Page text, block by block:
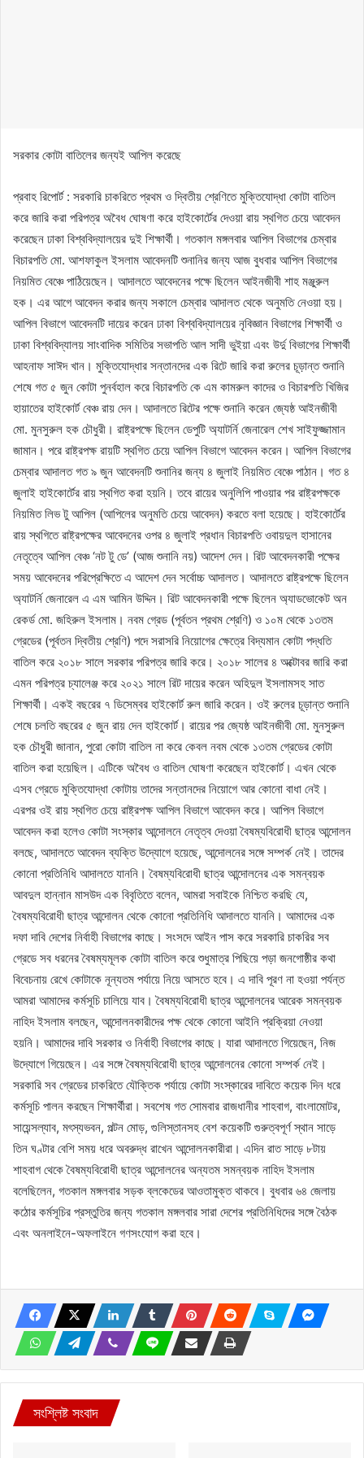
সরকার কোটা বাতিলের জন্যই আপিল করেছে
প্রবাহ রিপোর্ট : সরকারি চাকরিতে প্রথম ও দ্বিতীয় শ্রেণিতে মুক্তিযোদ্ধা কোটা বাতিল
করে জারি করা পরিপত্র অবৈধ ঘোষণা করে হাইকোর্টের দেওয়া রায় স্থগিত চেয়ে আবেদন
করেছেন ঢাকা বিশ্ববিদ্যালয়ের দুই শিক্ষার্থী। গতকাল মঙ্গলবার আপিল বিভাগের চেম্বার
বিচারপতি মো. আশফাকুল ইসলাম আবেদনটি শুনানির জন্য আজ বুধবার আপিল বিভাগের
নিয়মিত বেঞ্চে পাঠিয়েছেন। আদালতে আবেদনের পক্ষে ছিলেন আইনজীবী শাহ মঞ্জুরুল
হক। এর আগে আবেদন করার জন্য সকালে চেম্বার আদালত থেকে অনুমতি নেওয়া হয়।
আপিল বিভাগে আবেদনটি দায়ের করেন ঢাকা বিশ্ববিদ্যালয়ের নৃবিজ্ঞান বিভাগের শিক্ষার্থী ও
ঢাকা বিশ্ববিদ্যালয় সাংবাদিক সমিতির সভাপতি আল সাদী ভুইয়া এবং উর্দু বিভাগের শিক্ষার্থী
আহনাফ সাঈদ খান। মুক্তিযোদ্ধার সন্তানদের এক রিটে জারি করা রুলের চূড়ান্ত শুনানি
শেষে গত ৫ জুন কোটা পুনর্বহাল করে বিচারপতি কে এম কামরুল কাদের ও বিচারপতি খিজির
হায়াতের হাইকোর্ট বেঞ্চ রায় দেন। আদালতে রিটের পক্ষে শুনানি করেন জ্যেষ্ঠ আইনজীবী
মো. মুনসুরুল হক চৌধুরী। রাষ্ট্রপক্ষে ছিলেন ডেপুটি অ্যাটর্নি জেনারেল শেখ সাইফুজ্জামান
জামান। পরে রাষ্ট্রপক্ষ রায়টি স্থগিত চেয়ে আপিল বিভাগে আবেদন করেন। আপিল বিভাগের
চেম্বার আদালত গত ৯ জুন আবেদনটি শুনানির জন্য ৪ জুলাই নিয়মিত বেঞ্চে পাঠান। গত ৪
জুলাই হাইকোর্টের রায় স্থগিত করা হয়নি। তবে রায়ের অনুলিপি পাওয়ার পর রাষ্ট্রপক্ষকে
নিয়মিত লিভ টু আপিল (আপিলের অনুমতি চেয়ে আবেদন) করতে বলা হয়েছে। হাইকোর্টের
রায় স্থগিতে রাষ্ট্রপক্ষের আবেদনের ওপর ৪ জুলাই প্রধান বিচারপতি ওবায়দুল হাসানের
নেতৃত্বে আপিল বেঞ্চ ‘নট টু ডে’ (আজ শুনানি নয়) আদেশ দেন। রিট আবেদনকারী পক্ষের
সময় আবেদনের পরিপ্রেক্ষিতে এ আদেশ দেন সর্বোচ্চ আদালত। আদালতে রাষ্ট্রপক্ষে ছিলেন
অ্যাটর্নি জেনারেল এ এম আমিন উদ্দিন। রিট আবেদনকারী পক্ষে ছিলেন অ্যাডভোকেট অন
রেকর্ড মো. জহিরুল ইসলাম। নবম গ্রেড (পূর্বতন প্রথম শ্রেণি) ও ১০ম থেকে ১৩তম
গ্রেডের (পূর্বতন দ্বিতীয় শ্রেণি) পদে সরাসরি নিয়োগের ক্ষেত্রে বিদ্যমান কোটা পদ্ধতি
বাতিল করে ২০১৮ সালে সরকার পরিপত্র জারি করে। ২০১৮ সালের ৪ অক্টোবর জারি করা
এমন পরিপত্র চ্যালেঞ্জ করে ২০২১ সালে রিট দায়ের করেন অহিদুল ইসলামসহ সাত
শিক্ষার্থী। একই বছরের ৭ ডিসেম্বর হাইকোর্ট রুল জারি করেন। ওই রুলের চূড়ান্ত শুনানি
শেষে চলতি বছরের ৫ জুন রায় দেন হাইকোর্ট। রায়ের পর জ্যেষ্ঠ আইনজীবী মো. মুনসুরুল
হক চৌধুরী জানান, পুরো কোটা বাতিল না করে কেবল নবম থেকে ১৩তম গ্রেডের কোটা
বাতিল করা হয়েছিল। এটিকে অবৈধ ও বাতিল ঘোষণা করেছেন হাইকোর্ট। এখন থেকে
এসব গ্রেডে মুক্তিযোদ্ধা কোটায় তাদের সন্তানদের নিয়োগে আর কোনো বাধা নেই।
এরপর ওই রায় স্থগিত চেয়ে রাষ্ট্রপক্ষ আপিল বিভাগে আবেদন করে। আপিল বিভাগে
আবেদন করা হলেও কোটা সংস্কার আন্দোলনে নেতৃত্ব দেওয়া বৈষম্যবিরোধী ছাত্র আন্দোলন
বলছে, আদালতে আবেদন ব্যক্তি উদ্যোগে হয়েছে, আন্দোলনের সঙ্গে সম্পর্ক নেই। তাদের
কোনো প্রতিনিধি আদালতে যাননি। বৈষম্যবিরোধী ছাত্র আন্দোলনের এক সমন্বয়ক
আবদুল হান্নান মাসউদ এক বিবৃতিতে বলেন, আমরা সবাইকে নিশ্চিত করছি যে,
বৈষম্যবিরোধী ছাত্র আন্দোলন থেকে কোনো প্রতিনিধি আদালতে যাননি। আমাদের এক
দফা দাবি দেশের নির্বাহী বিভাগের কাছে। সংসদে আইন পাস করে সরকারি চাকরির সব
গ্রেডে সব ধরনের বৈষম্যমূলক কোটা বাতিল করে শুধুমাত্র পিছিয়ে পড়া জনগোষ্ঠীর কথা
বিবেচনায় রেখে কোটাকে নূন্যতম পর্যায়ে নিয়ে আসতে হবে। এ দাবি পূরণ না হওয়া পর্যন্ত
আমরা আমাদের কর্মসূচি চালিয়ে যাব। বৈষম্যবিরোধী ছাত্র আন্দোলনের আরেক সমন্বয়ক
নাহিদ ইসলাম বলছেন, আন্দোলনকারীদের পক্ষ থেকে কোনো আইনি প্রক্রিয়া নেওয়া
হয়নি। আমাদের দাবি সরকার ও নির্বাহী বিভাগের কাছে। যারা আদালতে গিয়েছেন, নিজ
উদ্যোগে গিয়েছেন। এর সঙ্গে বৈষম্যবিরোধী ছাত্র আন্দোলনের কোনো সম্পর্ক নেই।
সরকারি সব গ্রেডের চাকরিতে যৌক্তিক পর্যায়ে কোটা সংস্কারের দাবিতে কয়েক দিন ধরে
কর্মসূচি পালন করছেন শিক্ষার্থীরা। সবশেষ গত সোমবার রাজধানীর শাহবাগ, বাংলামোটর,
সায়েন্সল্যাব, মৎস্যভবন, পল্টন মোড়, গুলিস্তানসহ বেশ কয়েকটি গুরুত্বপূর্ণ স্থান সাড়ে
তিন ঘণ্টার বেশি সময় ধরে অবরুদ্ধ রাখেন আন্দোলনকারীরা। এদিন রাত সাড়ে ৮টায়
শাহবাগ থেকে বৈষম্যবিরোধী ছাত্র আন্দোলনের অন্যতম সমন্বয়ক নাহিদ ইসলাম
বলেছিলেন, গতকাল মঙ্গলবার সড়ক ব্লকেডের আওতামুক্ত থাকবে। বুধবার ৬৪ জেলায়
কঠোর কর্মসূচির প্রস্তুতির জন্য গতকাল মঙ্গলবার সারা দেশের প্রতিনিধিদের সঙ্গে বৈঠক
এবং অনলাইনে-অফলাইনে গণসংযোগ করা হবে।
সংশ্লিষ্ট সংবাদ